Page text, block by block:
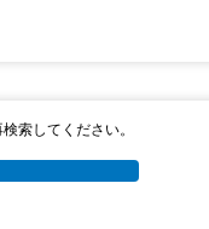
索してください。